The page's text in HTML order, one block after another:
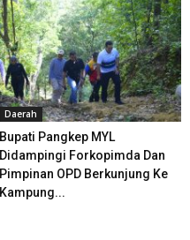
Daerah
Bupati Pangkep MYL
Didampingi Forkopimda Dan
Pimpinan OPD Berkunjung Ke
Kampung...